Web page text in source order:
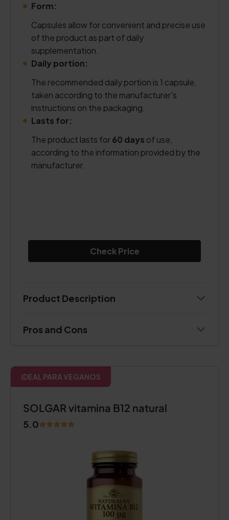
Form:
Capsules allow for convenient and precise use
of the product as part of daily
supplementation.
Daily portion:
The recommended daily portion is 1 capsule,
taken according to the manufacturer's
instructions on the packaging.
Lasts for:
The product lasts for60 days of use,
according to the information provided by the
manufacturer.
Check Price
Product Description
Pros and Cons
IDEAL PARA VEGANOS
SOLGAR vitamina B12 natural
5.0